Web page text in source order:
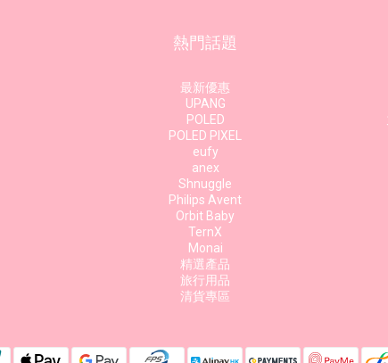
熱門話題
最新優惠
UPANG
POLED
POLED PIXEL
eufy
anex
Shnuggle
Philips Avent
Orbit Baby
TernX
Monai
精選產品
旅行用品
清貨專區